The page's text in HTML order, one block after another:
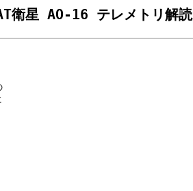
衛星 AO-16 テレメトリ解読